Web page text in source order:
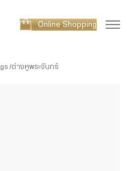
Online Shopping
ต่างหูพระจันทร์